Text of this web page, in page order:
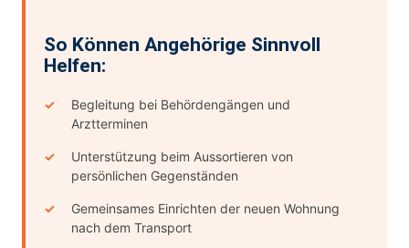
So Können Angehörige Sinnvoll
Helfen:
Begleitung bei Behördengängen und
Arztterminen
Unterstützung beim Aussortieren von
persönlichen Gegenständen
Gemeinsames Einrichten der neuen Wohnung
nach dem Transport